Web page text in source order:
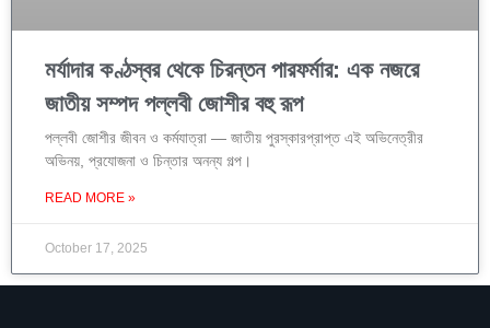
মর্যাদার কণ্ঠস্বর থেকে চিরন্তন পারফর্মার: এক নজরে
জাতীয় সম্পদ পল্লবী জোশীর বহু রূপ
পল্লবী জোশীর জীবন ও কর্মযাত্রা — জাতীয় পুরস্কারপ্রাপ্ত এই অভিনেত্রীর
অভিনয়, প্রযোজনা ও চিন্তার অনন্য গল্প।
READ MORE »
October 17, 2025